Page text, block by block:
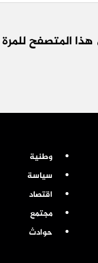
المتصفح للمرة
وطنية
سياسة
اقتصاد
مجتمع
حوادث